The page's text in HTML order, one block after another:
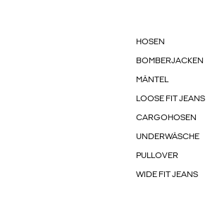
HOSEN
BOMBERJACKEN
MÄNTEL
LOOSE FIT JEANS
CARGOHOSEN
UNDERWÄSCHE
PULLOVER
WIDE FIT JEANS